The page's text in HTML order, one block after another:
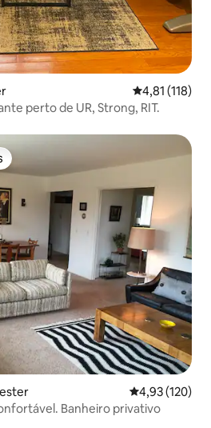
4,81 de uma
4,81 (118)
perto de UR, Strong, RIT.
4,93 de uma
4,93 (120)
Banheiro privativo